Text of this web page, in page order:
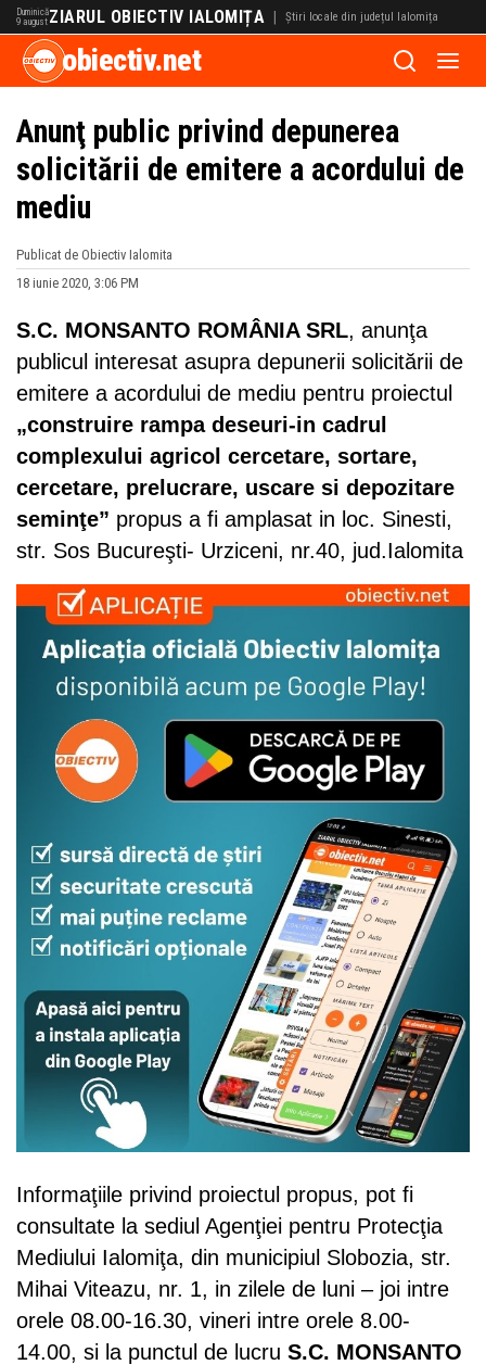
Duminică
9 august ZIARUL OBIECTIV IALOMIȚA | Știri locale din județul Ialomița
obiectiv.net
Anunţ public privind depunerea
solicitării de emitere a acordului de
mediu
Publicat de Obiectiv Ialomita
18 iunie 2020, 3:06 PM
S.C. MONSANTO ROMÂNIA SRL, anunţa
publicul interesat asupra depunerii solicitării de
emitere a acordului de mediu pentru proiectul
„construire rampa deseuri-in cadrul
complexului agricol cercetare, sortare,
cercetare, prelucrare, uscare si depozitare
seminţe” propus a fi amplasat in loc. Sinesti,
str. Sos Bucureşti- Urziceni, nr.40, jud.Ialomita
Informaţiile privind proiectul propus, pot fi
consultate la sediul Agenţiei pentru Protecţia
Mediului Ialomiţa, din municipiul Slobozia, str.
Mihai Viteazu, nr. 1, in zilele de luni – joi intre
orele 08.00-16.30, vineri intre orele 8.00-
14.00, si la punctul de lucru S.C. MONSANTO